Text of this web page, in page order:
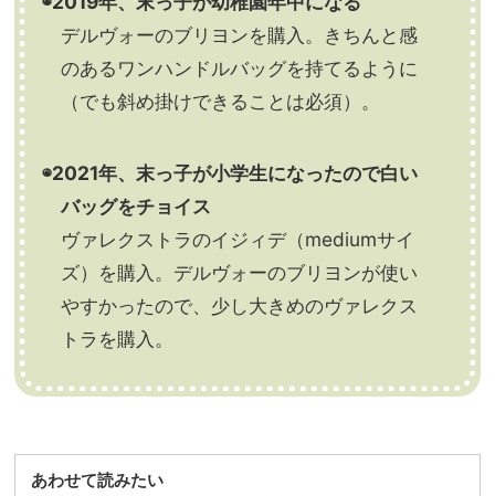
デルヴォーのブリヨンを購入。きちんと感
のあるワンハンドルバッグを持てるように
（でも斜め掛けできることは必須）。
◉2021年、末っ子が小学生になったので白い
バッグをチョイス
ヴァレクストラのイジィデ（mediumサイ
ズ）を購入。デルヴォーのブリヨンが使い
やすかったので、少し大きめのヴァレクス
トラを購入。
あわせて読みたい